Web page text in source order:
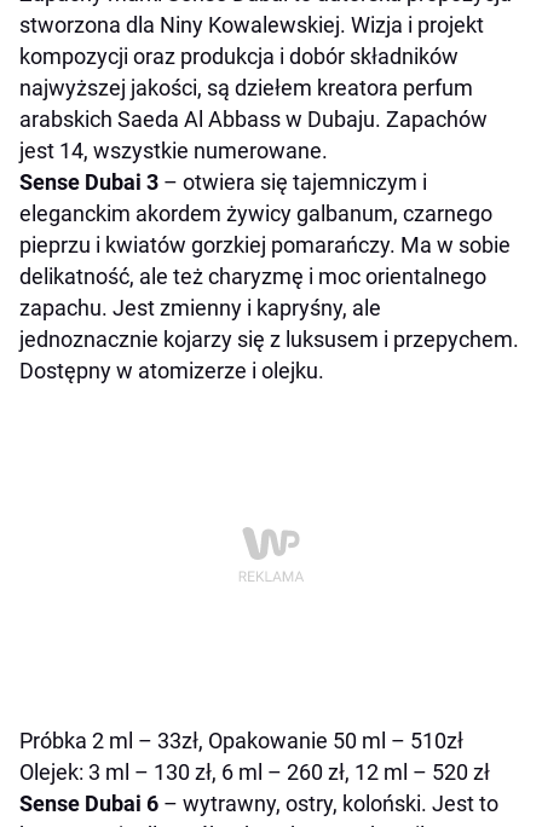
stworzona dla Niny Kowalewskiej. Wizja i projekt
kompozycji oraz produkcja i dobór składników
najwyższej jakości, są dziełem kreatora perfum
arabskich Saeda Al Abbass w Dubaju. Zapachów
jest 14, wszystkie numerowane.
Sense Dubai 3 – otwiera się tajemniczym i
eleganckim akordem żywicy galbanum, czarnego
pieprzu i kwiatów gorzkiej pomarańczy. Ma w sobie
delikatność, ale też charyzmę i moc orientalnego
zapachu. Jest zmienny i kapryśny, ale
jednoznacznie kojarzy się z luksusem i przepychem.
Dostępny w atomizerze i olejku.
Próbka 2 ml – 33zł, Opakowanie 50 ml – 510zł
Olejek: 3 ml – 130 zł, 6 ml – 260 zł, 12 ml – 520 zł
Sense Dubai 6 – wytrawny, ostry, koloński. Jest to